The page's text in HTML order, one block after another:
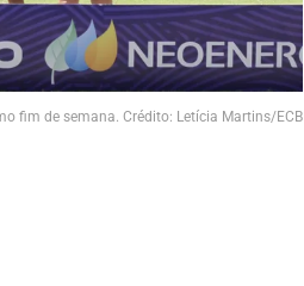
fim de semana. Crédito: Letícia Martins/ECB